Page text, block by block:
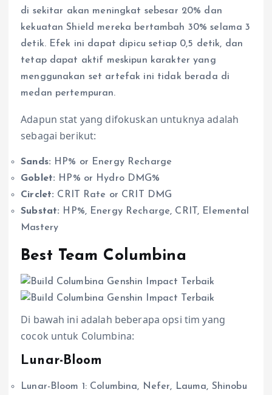
di sekitar akan meningkat sebesar 20% dan
kekuatan Shield mereka bertambah 30% selama 3
detik. Efek ini dapat dipicu setiap 0,5 detik, dan
tetap dapat aktif meskipun karakter yang
menggunakan set artefak ini tidak berada di
medan pertempuran.
Adapun stat yang difokuskan untuknya adalah
sebagai berikut:
Sands: HP% or Energy Recharge
Goblet: HP% or Hydro DMG%
Circlet: CRIT Rate or CRIT DMG
Substat: HP%, Energy Recharge, CRIT, Elemental
Mastery
Best Team Columbina
Di bawah ini adalah beberapa opsi tim yang
cocok untuk Columbina:
Lunar-Bloom
Lunar-Bloom 1: Columbina, Nefer, Lauma, Shinobu